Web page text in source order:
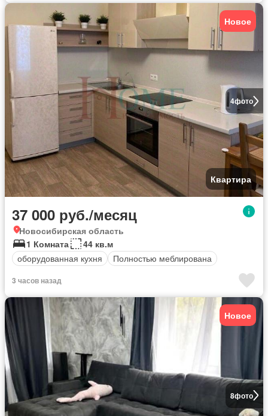
4фото
Новое
Квартира
37 000 руб./месяц
Новосибирская область
1 Комната
44 кв.м
оборудованная кухня
Полностью меблирована
3 часов назад
8фото
Новое